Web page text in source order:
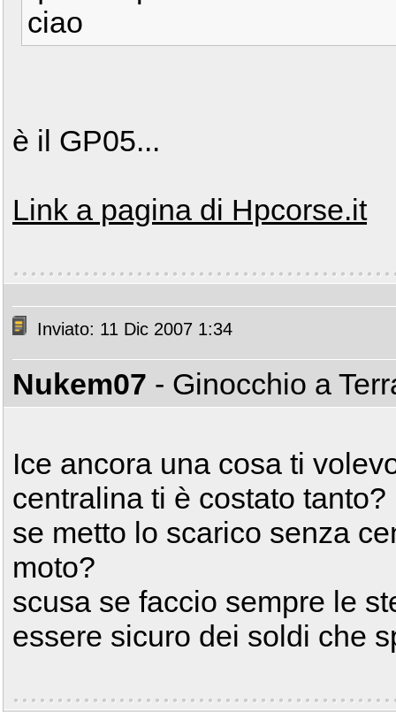
ciao
è il GP05...
Link a pagina di Hpcorse.it
Inviato: 11 Dic 2007 1:34
Nukem07 - Ginocchio a
Ice ancora una cosa ti
centralina ti è costato tanto?
se metto lo scarico senza
moto?
scusa se faccio sempre le
essere sicuro dei soldi che